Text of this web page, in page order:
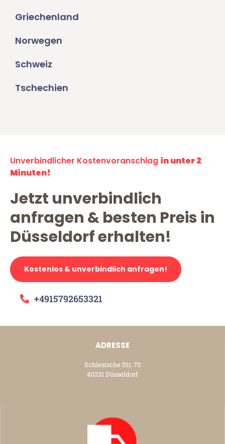
Griechenland
Norwegen
Schweiz
Tschechien
Unverbindlicher Kostenvoranschlag in unter 2
Minuten!
Jetzt unverbindlich
anfragen & besten Preis in
Düsseldorf erhalten!
Kostenlos & unverbindlich anfragen!
+4915792653321
ADRESSE
Schlesische Str. 70
40231 Düsseldorf